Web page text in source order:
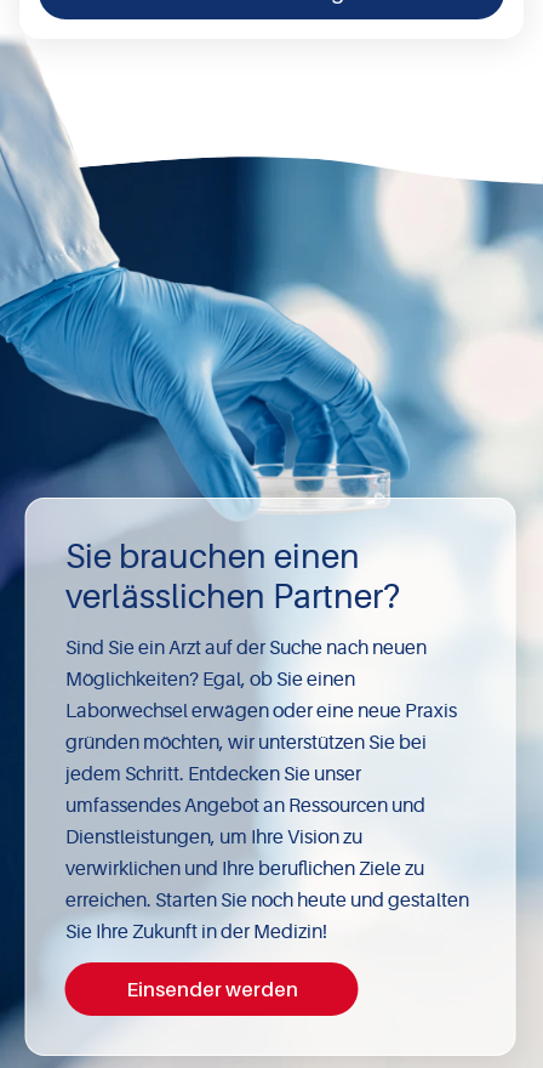
Sie brauchen einen
verlässlichen Partner?
Sind Sie ein Arzt auf der Suche nach neuen
Möglichkeiten? Egal, ob Sie einen
Laborwechsel erwägen oder eine neue Praxis
gründen möchten, wir unterstützen Sie bei
jedem Schritt. Entdecken Sie unser
umfassendes Angebot an Ressourcen und
Dienstleistungen, um Ihre Vision zu
verwirklichen und Ihre beruflichen Ziele zu
erreichen. Starten Sie noch heute und gestalten
Sie Ihre Zukunft in der Medizin!
Einsender werden